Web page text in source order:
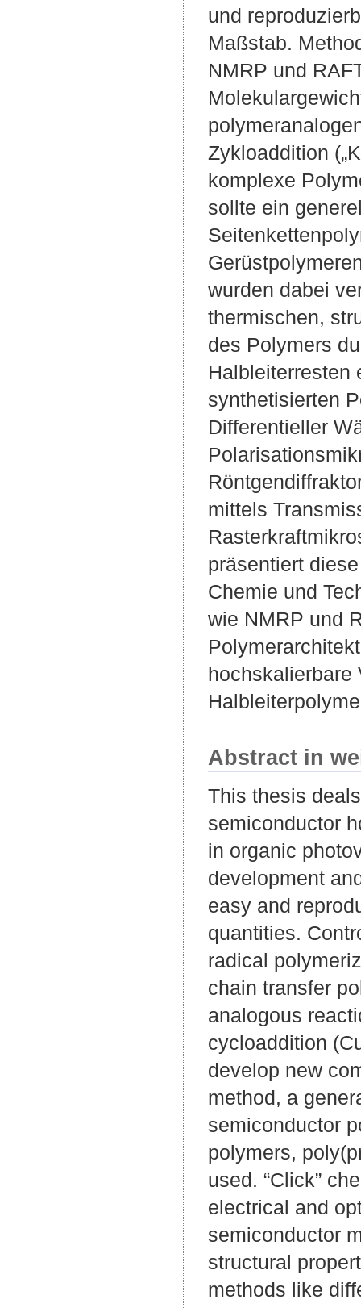
und
Maßstab.
NMRP und
Zykloaddition
komplexe
sollte ein
wurden dabei
thermischen,
des Polymers
Halbleiterresten
synthetisierten
Differentieller
mittels
präsentiert
Chemie und
wie NMRP und
hochskalierbare
Abstract in
This thesis
semiconductor
in organic
development
easy and
quantities.
radical
chain transfer
analogous
cycloaddition
develop new
method, a
semiconductor
polymers,
used. “Click”
electrical and
semiconductor
structural
methods like